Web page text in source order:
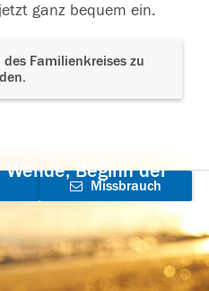
ganz bequem ein.
Familienkreises zu
Beginn der
Missbrauch